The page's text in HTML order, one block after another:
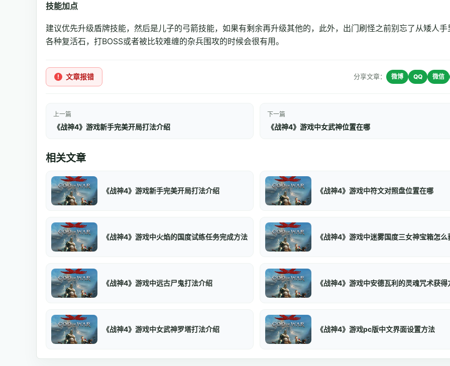
技能加点
建议优先升级盾牌技能，然后是儿子的弓箭技能，如果有剩余再升级其他的，此外，出门刷怪之前别忘了从矮人手
各种复活石，打BOSS或者被比较难缠的杂兵围攻的时候会很有用。
文章报错 分享文章： 微博 QQ 微信
上一篇
《战神4》游戏新手完美开局打法介绍
下一篇
《战神4》游戏中女武神位置在哪
相关文章
《战神4》游戏新手完美开局打法介绍 《战神4》游戏中符文对照盘位置在哪
《战神4》游戏中火焰的国度试练任务完成方法 《战神4》游戏中迷雾国度三女神宝箱怎么
《战神4》游戏中远古尸鬼打法介绍 《战神4》游戏中安德瓦利的灵魂咒术获得
《战神4》游戏中女武神罗塔打法介绍 《战神4》游戏pc版中文界面设置方法